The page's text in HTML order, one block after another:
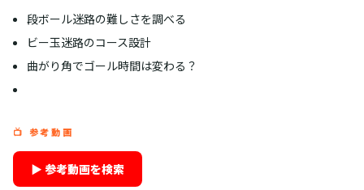
段ボール迷路の難しさを調べる
ビー玉迷路のコース設計
曲がり角でゴール時間は変わる？
📺 参考動画
▶ 参考動画を検索